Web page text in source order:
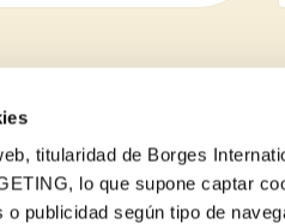
titularidad de Borges
lo que supone captar
publicidad según tipo de